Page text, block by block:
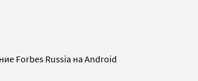
Forbes Russia на Android